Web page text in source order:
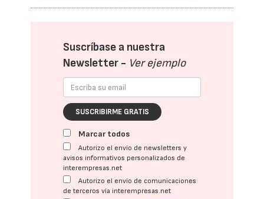
Suscríbase a nuestra
Newsletter - Ver ejemplo
SUSCRIBIRME GRATIS
Marcar todos
Autorizo el envío de newsletters y
avisos informativos personalizados de
interempresas.net
Autorizo el envío de comunicaciones
de terceros vía interempresas.net